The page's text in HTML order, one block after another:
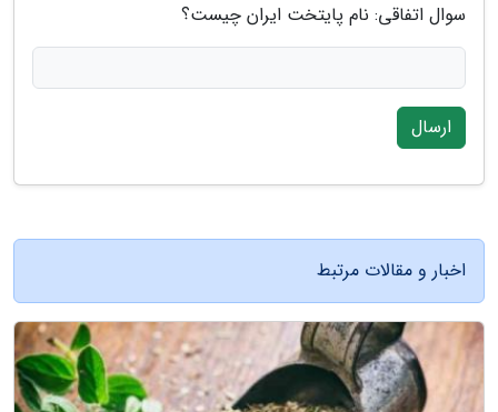
سوال اتفاقی: نام پایتخت ایران چیست؟
ارسال
اخبار و مقالات مرتبط